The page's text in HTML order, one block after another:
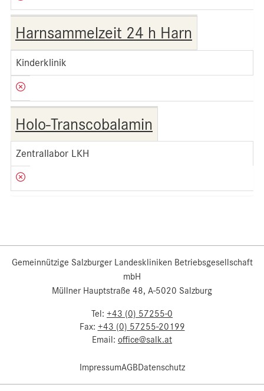
Harnsammelzeit 24 h Harn
Kinderklinik
Holo-Transcobalamin
Zentrallabor LKH
Gemeinnützige Salzburger Landeskliniken Betriebsgesellschaft
mbH
Müllner Hauptstraße 48, A-5020 Salzburg
Tel: +43 (0) 57255-0
Fax: +43 (0) 57255-20199
Email: office@salk.at
ImpressumAGBDatenschutz